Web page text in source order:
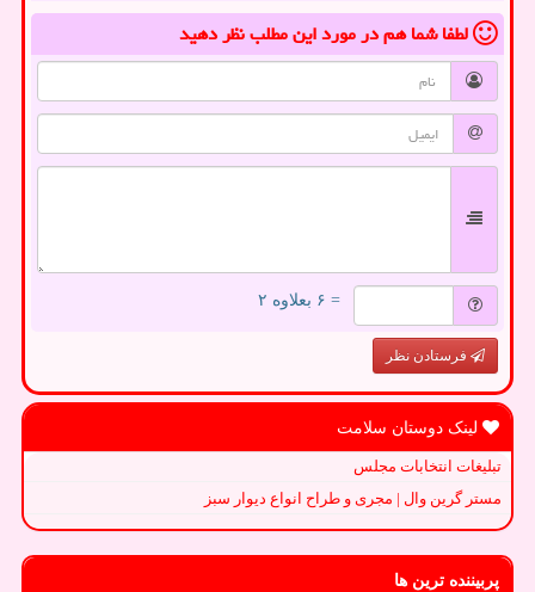
لطفا شما همدر مورد این مطلبنظر دهید
= ۶ بعلاوه ۲
فرستادن نظر
لینک دوستان سلامت
تبلیغات انتخابات مجلس
مستر گرین وال | مجری و طراح انواع دیوار سبز
پربیننده ترین ها